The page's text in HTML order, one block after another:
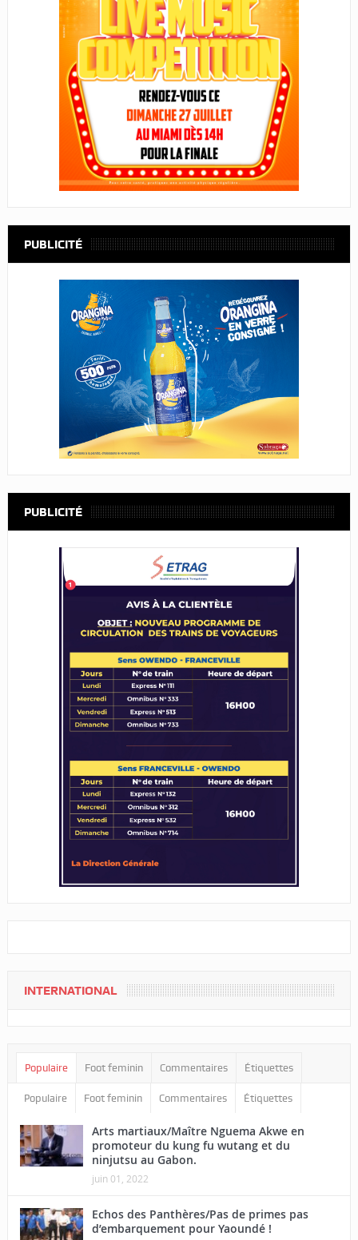
PUBLICITÉ
PUBLICITÉ
INTERNATIONAL
Populaire Foot feminin Commentaires Étiquettes
Populaire Foot feminin Commentaires Étiquettes
Arts martiaux/Maître Nguema Akwe en
promoteur du kung fu wutang et du
ninjutsu au Gabon.
juin 01, 2022
Echos des Panthères/Pas de primes pas
d’embarquement pour Yaoundé !